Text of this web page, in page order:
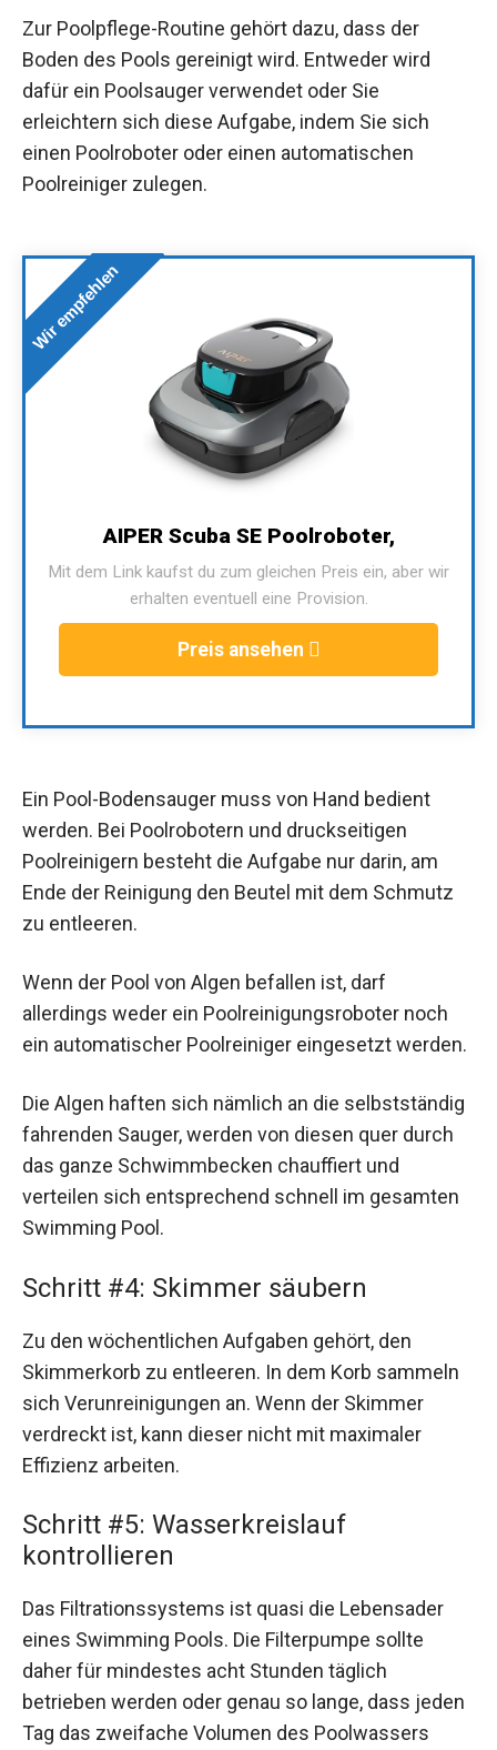
Zur Poolpflege-Routine gehört dazu, dass der
Boden des Pools gereinigt wird. Entweder wird
dafür ein Poolsauger verwendet oder Sie
erleichtern sich diese Aufgabe, indem Sie sich
einen Poolroboter oder einen automatischen
Poolreiniger zulegen.
Wir empfehlen
AIPER Scuba SE Poolroboter,
Mit dem Link kaufst du zum gleichen Preis ein, aber wir
erhalten eventuell eine Provision.
Preis ansehen
Ein Pool-Bodensauger muss von Hand bedient
werden. Bei Poolrobotern und druckseitigen
Poolreinigern besteht die Aufgabe nur darin, am
Ende der Reinigung den Beutel mit dem Schmutz
zu entleeren.
Wenn der Pool von Algen befallen ist, darf
allerdings weder ein Poolreinigungsroboter noch
ein automatischer Poolreiniger eingesetzt werden.
Die Algen haften sich nämlich an die selbstständig
fahrenden Sauger, werden von diesen quer durch
das ganze Schwimmbecken chauffiert und
verteilen sich entsprechend schnell im gesamten
Swimming Pool.
Schritt #4: Skimmer säubern
Zu den wöchentlichen Aufgaben gehört, den
Skimmerkorb zu entleeren. In dem Korb sammeln
sich Verunreinigungen an. Wenn der Skimmer
verdreckt ist, kann dieser nicht mit maximaler
Effizienz arbeiten.
Schritt #5: Wasserkreislauf
kontrollieren
Das Filtrationssystems ist quasi die Lebensader
eines Swimming Pools. Die Filterpumpe sollte
daher für mindestes acht Stunden täglich
betrieben werden oder genau so lange, dass jeden
Tag das zweifache Volumen des Poolwassers